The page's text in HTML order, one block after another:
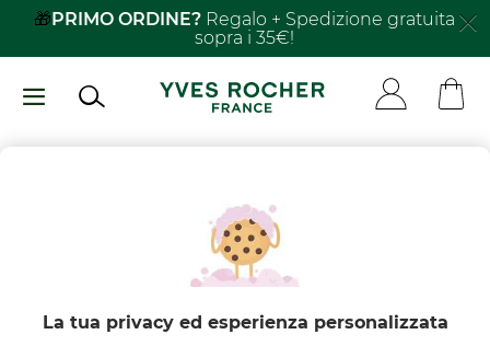
Salta
principale
🎁PRIMO ORDINE? Regalo + Spedizione gratuita
sopra i 35€!
Lasciati ispirare
La tua privacy ed esperienza personalizzata